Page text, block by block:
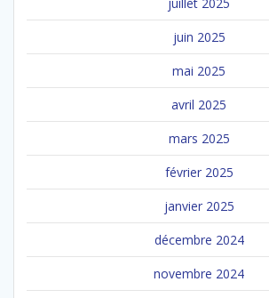
juin 2025
mai 2025
avril 2025
mars 2025
février 2025
janvier 2025
décembre 2024
novembre 2024